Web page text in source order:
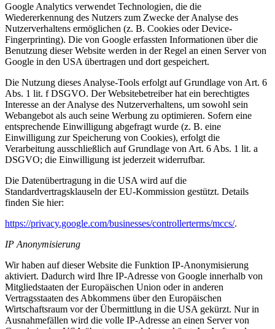
Google Analytics verwendet Technologien, die die
Wiedererkennung des Nutzers zum Zwecke der Analyse des
Nutzerverhaltens ermöglichen (z. B. Cookies oder Device-
Fingerprinting). Die von Google erfassten Informationen über die
Benutzung dieser Website werden in der Regel an einen Server von
Google in den USA übertragen und dort gespeichert.
Die Nutzung dieses Analyse-Tools erfolgt auf Grundlage von Art. 6
Abs. 1 lit. f DSGVO. Der Websitebetreiber hat ein berechtigtes
Interesse an der Analyse des Nutzerverhaltens, um sowohl sein
Webangebot als auch seine Werbung zu optimieren. Sofern eine
entsprechende Einwilligung abgefragt wurde (z. B. eine
Einwilligung zur Speicherung von Cookies), erfolgt die
Verarbeitung ausschließlich auf Grundlage von Art. 6 Abs. 1 lit. a
DSGVO; die Einwilligung ist jederzeit widerrufbar.
Die Datenübertragung in die USA wird auf die
Standardvertragsklauseln der EU-Kommission gestützt. Details
finden Sie hier:
https://privacy.google.com/businesses/controllerterms/mccs/.
IP Anonymisierung
Wir haben auf dieser Website die Funktion IP-Anonymisierung
aktiviert. Dadurch wird Ihre IP-Adresse von Google innerhalb von
Mitgliedstaaten der Europäischen Union oder in anderen
Vertragsstaaten des Abkommens über den Europäischen
Wirtschaftsraum vor der Übermittlung in die USA gekürzt. Nur in
Ausnahmefällen wird die volle IP-Adresse an einen Server von